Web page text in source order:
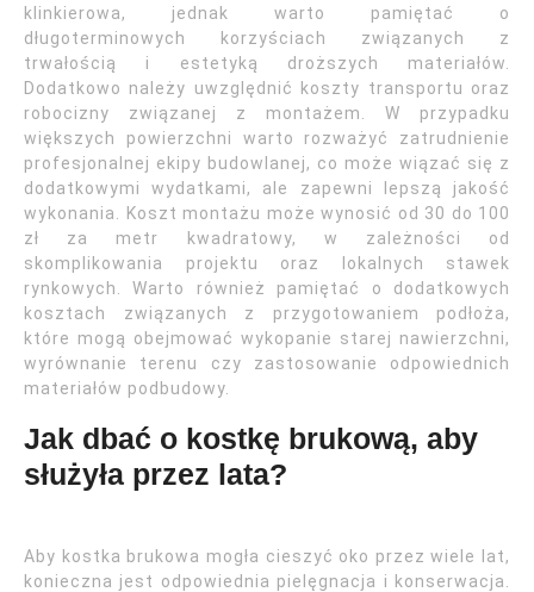
klinkierowa, jednak warto pamiętać o
długoterminowych korzyściach związanych z
trwałością i estetyką droższych materiałów.
Dodatkowo należy uwzględnić koszty transportu oraz
robocizny związanej z montażem. W przypadku
większych powierzchni warto rozważyć zatrudnienie
profesjonalnej ekipy budowlanej, co może wiązać się z
dodatkowymi wydatkami, ale zapewni lepszą jakość
wykonania. Koszt montażu może wynosić od 30 do 100
zł za metr kwadratowy, w zależności od
skomplikowania projektu oraz lokalnych stawek
rynkowych. Warto również pamiętać o dodatkowych
kosztach związanych z przygotowaniem podłoża,
które mogą obejmować wykopanie starej nawierzchni,
wyrównanie terenu czy zastosowanie odpowiednich
materiałów podbudowy.
Jak dbać o kostkę brukową, aby
służyła przez lata?
Aby kostka brukowa mogła cieszyć oko przez wiele lat,
konieczna jest odpowiednia pielęgnacja i konserwacja.